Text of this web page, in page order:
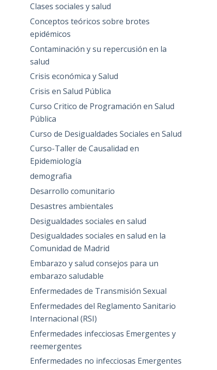
Clases sociales y salud
Conceptos teóricos sobre brotes
epidémicos
Contaminación y su repercusión en la
salud
Crisis económica y Salud
Crisis en Salud Pública
Curso Critico de Programación en Salud
Pública
Curso de Desigualdades Sociales en Salud
Curso-Taller de Causalidad en
Epidemiología
demografia
Desarrollo comunitario
Desastres ambientales
Desigualdades sociales en salud
Desigualdades sociales en salud en la
Comunidad de Madrid
Embarazo y salud consejos para un
embarazo saludable
Enfermedades de Transmisión Sexual
Enfermedades del Reglamento Sanitario
Internacional (RSI)
Enfermedades infecciosas Emergentes y
reemergentes
Enfermedades no infecciosas Emergentes